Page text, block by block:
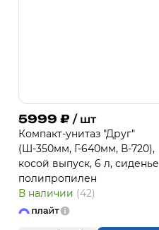
5999 ₽ / шт
Компакт-унитаз "Друг"
(Ш-350мм, Г-640мм, В-720),
косой выпуск, 6 л, сиденье
полипропилен
В наличии (42)